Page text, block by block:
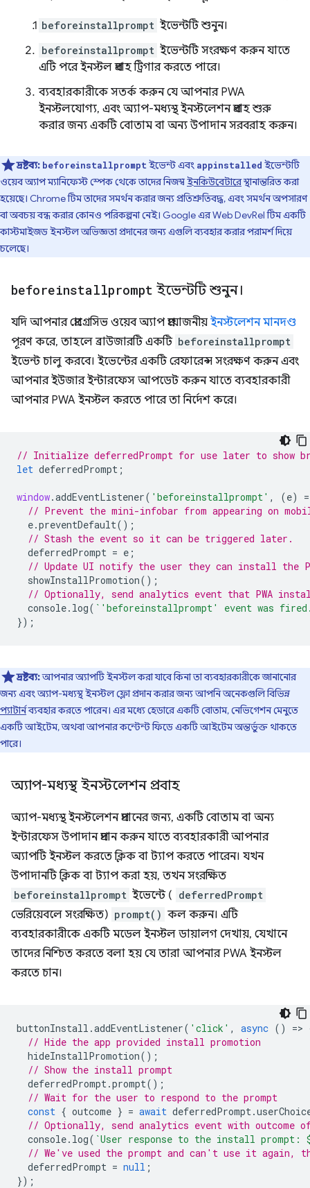
beforeinstallprompt ইভেন্টটি শুনুন।
beforeinstallprompt ইভেন্টটি সংরক্ষণ করুন যাতে
এটি পরে ইনস্টল প্রবাহ ট্রিগার করতে পারে।
ব্যবহারকারীকে সতর্ক করুন যে আপনার PWA
ইনস্টলযোগ্য, এবং অ্যাপ-মধ্যস্থ ইনস্টলেশন প্রবাহ শুরু
করার জন্য একটি বোতাম বা অন্য উপাদান সরবরাহ করুন।
দ্রষ্টব্য: beforeinstallprompt ইভেন্ট এবং appinstalled ইভেন্টটি
ওয়েব অ্যাপ ম্যানিফেস্ট স্পেক থেকে তাদের নিজস্বইনকিউবেটারেস্থানান্তরিত করা
হয়েছে। Chrome টিম তাদের সমর্থন করার জন্য প্রতিশ্রুতিবদ্ধ, এবং সমর্থন অপসারণ
বা অবচয় বন্ধ করার কোনও পরিকল্পনা নেই। Google এর Web DevRel টিম একটি
কাস্টমাইজড ইনস্টল অভিজ্ঞতা প্রদানের জন্য এগুলি ব্যবহার করার পরামর্শ দিয়ে
চলেছে।
beforeinstallprompt ইভেন্টটি শুনুন।
যদি আপনার প্রোগ্রেসিভ ওয়েব অ্যাপ প্রয়োজনীয় ইনস্টলেশন মানদণ্ড
পূরণ করে, তাহলে ব্রাউজারটি একটি beforeinstallprompt
ইভেন্ট চালু করবে। ইভেন্টের একটি রেফারেন্স সংরক্ষণ করুন এবং
আপনার ইউজার ইন্টারফেস আপডেট করুন যাতে ব্যবহারকারী
আপনার PWA ইনস্টল করতে পারে তা নির্দেশ করে।
// Initialize deferredPrompt for use later to show
let deferredPrompt ;
window.addEventListener( 'beforeinstallprompt' , (e) =
// Prevent the mini-infobar from appearing on
e.preventDefault();
// Stash the event so it can be triggered later.
deferredPrompt = e ;
// Update UI notify the user they can install the
showInstallPromotion();
// Optionally, send analytics event that PWA install
console. log( `'beforeinstallprompt' event was
});
দ্রষ্টব্য:আপনার অ্যাপটি ইনস্টল করা যাবে কিনা তা ব্যবহারকারীকে জানানোর
জন্য এবং অ্যাপ-মধ্যস্থ ইনস্টল ফ্লো প্রদান করার জন্য আপনি অনেকগুলি বিভিন্ন
প্যাটার্নব্যবহার করতে পারেন। এর মধ্যে হেডারে একটি বোতাম, নেভিগেশন মেনুতে
একটি আইটেম, অথবা আপনার কন্টেন্ট ফিডে একটি আইটেম অন্তর্ভুক্ত থাকতে
পারে।
অ্যাপ-মধ্যস্থ ইনস্টলেশন প্রবাহ
অ্যাপ-মধ্যস্থ ইনস্টলেশন প্রদানের জন্য, একটি বোতাম বা অন্য
ইন্টারফেস উপাদান প্রদান করুন যাতে ব্যবহারকারী আপনার
অ্যাপটি ইনস্টল করতে ক্লিক বা ট্যাপ করতে পারেন। যখন
উপাদানটি ক্লিক বা ট্যাপ করা হয়, তখন সংরক্ষিত
beforeinstallprompt ইভেন্টে ( deferredPrompt
ভেরিয়েবলে সংরক্ষিত) prompt() কল করুন। এটি
ব্যবহারকারীকে একটি মডেল ইনস্টল ডায়ালগ দেখায়, যেখানে
তাদের নিশ্চিত করতে বলা হয় যে তারা আপনার PWA ইনস্টল
করতে চান।
buttonInstall .addEventListener( 'click' , async () =>
// Hide the app provided install promotion
hideInstallPromotion();
// Show the install prompt
deferredPrompt.prompt();
// Wait for the user to respond to the prompt
const { outcome } = await deferredPrompt.
// Optionally, send analytics event with outcome
console. log( `User response to the install prompt:
// We've used the prompt and can't use it again,
deferredPrompt = null ;
});